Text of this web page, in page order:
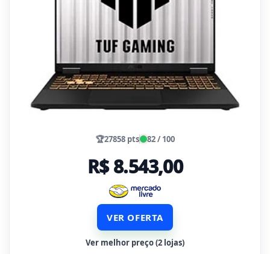
🏆27858 pts 82 / 100
R$ 8.543,00
VER OFERTA
Ver melhor preço (2 lojas)